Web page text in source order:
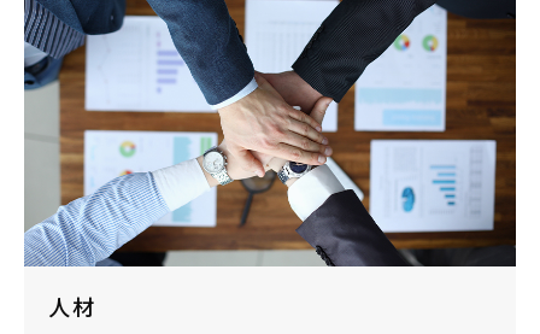
お問い合わせ
人材